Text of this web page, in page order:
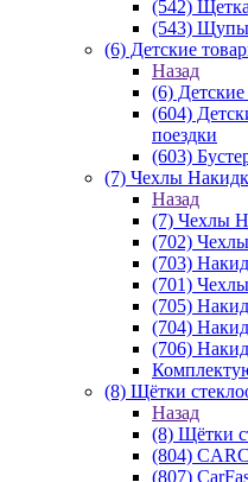
(542)
(543) Щупы
(6) Детские
Назад
(6)
(604)
поездки
(603)
(7) Чехлы
Назад
(7) Чехлы
(702)
(703)
(701)
(705)
(704)
(706)
(8) Щётки
Назад
(8) Щётки
(804)
(807)